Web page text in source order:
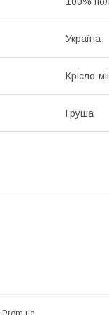
Україна
Крісло-
Груша